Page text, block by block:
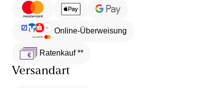
Online-Überweisung
Ratenkauf **
Versandart